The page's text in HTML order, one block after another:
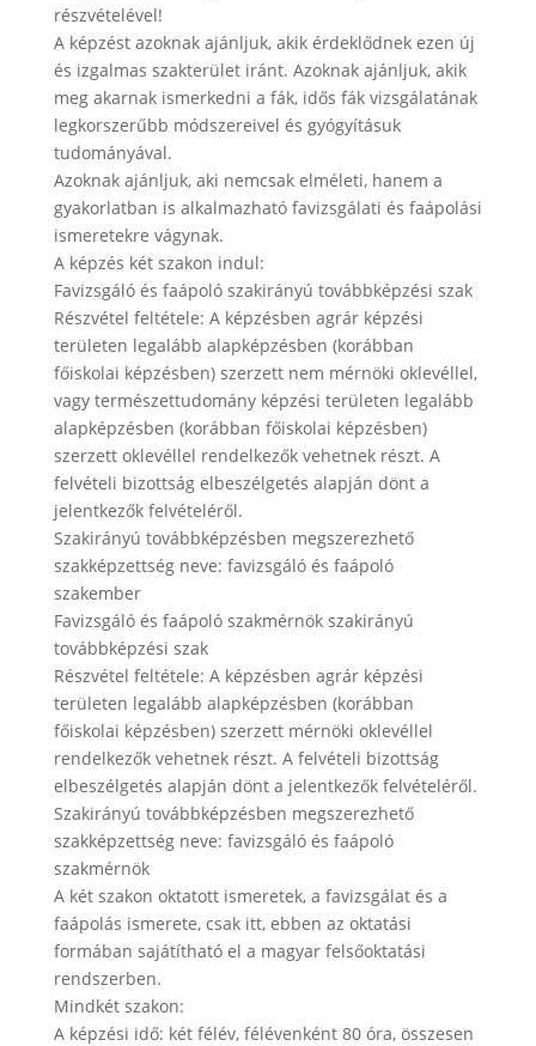
részvételével!
A képzést azoknak ajánljuk, akik érdeklődnek ezen új
és izgalmas szakterület iránt. Azoknak ajánljuk, akik
meg akarnak ismerkedni a fák, idős fák vizsgálatának
legkorszerűbb módszereivel és gyógyításuk
tudományával.
Azoknak ajánljuk, aki nemcsak elméleti, hanem a
gyakorlatban is alkalmazható favizsgálati és faápolási
ismeretekre vágynak.
A képzés két szakon indul:
Favizsgáló és faápoló szakirányú továbbképzési szak
Részvétel feltétele: A képzésben agrár képzési
területen legalább alapképzésben (korábban
főiskolai képzésben) szerzett nem mérnöki oklevéllel,
vagy természettudomány képzési területen legalább
alapképzésben (korábban főiskolai képzésben)
szerzett oklevéllel rendelkezők vehetnek részt. A
felvételi bizottság elbeszélgetés alapján dönt a
jelentkezők felvételéről.
Szakirányú továbbképzésben megszerezhető
szakképzettség neve: favizsgáló és faápoló
szakember
Favizsgáló és faápoló szakmérnök szakirányú
továbbképzési szak
Részvétel feltétele: A képzésben agrár képzési
területen legalább alapképzésben (korábban
főiskolai képzésben) szerzett mérnöki oklevéllel
rendelkezők vehetnek részt. A felvételi bizottság
elbeszélgetés alapján dönt a jelentkezők felvételéről.
Szakirányú továbbképzésben megszerezhető
szakképzettség neve: favizsgáló és faápoló
szakmérnök
A két szakon oktatott ismeretek, a favizsgálat és a
faápolás ismerete, csak itt, ebben az oktatási
formában sajátítható el a magyar felsőoktatási
rendszerben.
Mindkét szakon:
A képzési idő: két félév, félévenként 80 óra, összesen